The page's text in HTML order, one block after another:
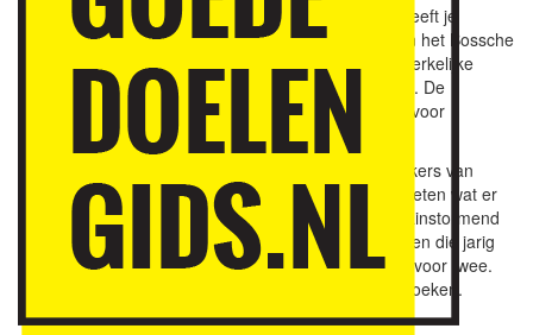
Iedereen die in de horeca werkt weet het: een fooi geeft je
inkomen een leuke boost. Toch besloot het team van het Bossche
steakrestaurant Ribsfactory Den Bosch om een opmerkelijke
bijdrage te leveren aan Quiet Community Den Bosch. De
medewerkers van Ribsfactory offeren hun fooien op voor
members van Quiet Community.
Brechje Oddens van Ribsfactory: “Voor de medewerkers van
Ribsfactory was er wel een voorwaarde. Ze wilden weten wat er
met het geld zou gebeuren. Logisch natuurlijk. Al brainstormend
bedachten we iets concreets: voor een aantal kinderen die jarig
zijn én member van Quiet organiseren we een diner voor twee.
Daarnaast mogen ze voor 100 euro een cadeau uitzoeken.
Samen gaan we de stad in.”